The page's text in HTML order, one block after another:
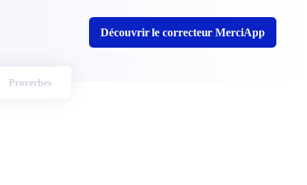
Découvrir le correcteur MerciApp
Proverbes